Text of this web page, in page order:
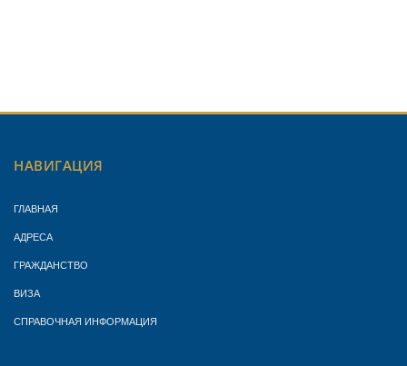
НАВИГАЦИЯ
ГЛАВНАЯ
АДРЕСА
ГРАЖДАНСТВО
ВИЗА
СПРАВОЧНАЯ ИНФОРМАЦИЯ